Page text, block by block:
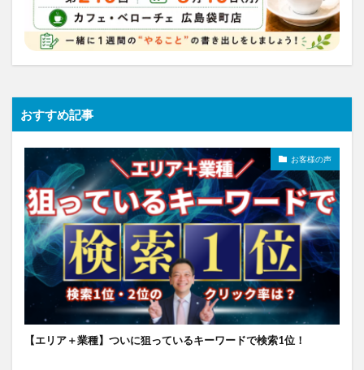
おすすめ記事
お客様の声
【エリア＋業種】ついに狙っているキーワードで検索1位！